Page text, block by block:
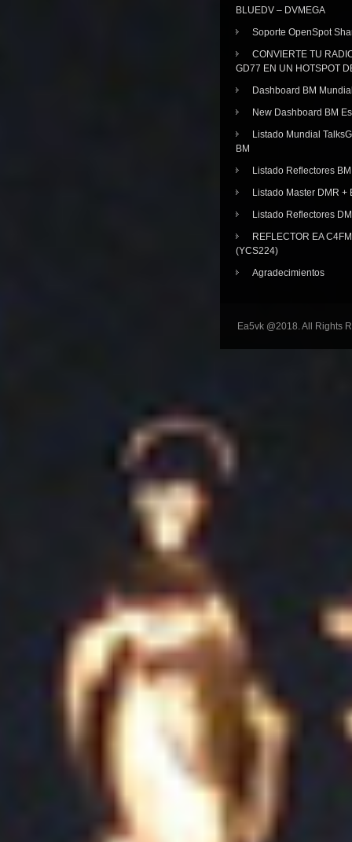
BLUEDV – DVMEGA
Soporte OpenSpot
CONVIERTE TU
GD77 EN UN HOTSPOT
Dashboard BM
New Dashboard BM
Listado Mundial
BM
Listado Reflectores BM
Listado Master DMR +
Listado Reflectores
REFLECTOR EA
(YCS224)
Agradecimientos
Ea5vk @2018. All Rights